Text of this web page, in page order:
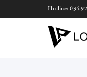
Hotline: